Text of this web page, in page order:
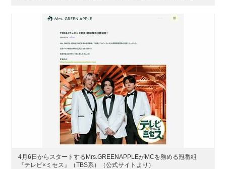
4月6日からスタートするMrs.GREENAPPLEがMCを務める冠番組
『テレビ×ミセス』（TBS系）（公式サイトより）